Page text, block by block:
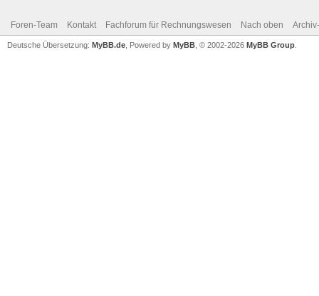
Foren-Team Kontakt Fachforum für Rechnungswesen Nach oben
Deutsche Übersetzung: MyBB.de , Powered by MyBB , © 2002-2026 MyBB Group